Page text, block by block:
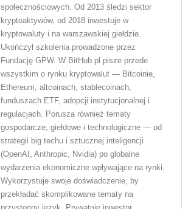
społecznościowych. Od 2013 śledzi sektor
kryptoaktywów, od 2018 inwestuje w
kryptowaluty i na warszawskiej giełdzie.
Ukończył szkolenia prowadzone przez
Fundację GPW. W BitHub.pl pisze przede
wszystkim o rynku kryptowalut — Bitcoinie,
Ethereum, altcoinach, stablecoinach,
funduszach ETF, adopcji instytucjonalnej i
regulacjach. Porusza również tematy
gospodarcze, giełdowe i technologiczne — od
strategii big techu i sztucznej inteligencji
(OpenAI, Anthropic, Nvidia) po globalne
wydarzenia ekonomiczne wpływające na rynki.
Wykorzystuje swoje doświadczenie, by
przekładać skomplikowane tematy na